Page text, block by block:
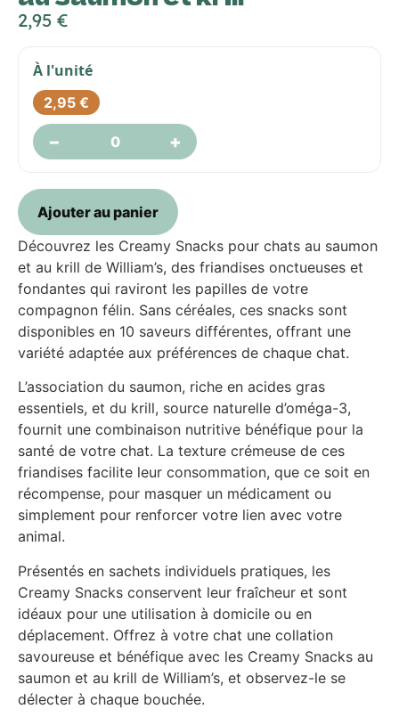
2,95 €
À l'unité
2,95 €
− +
Ajouter au panier
Découvrez les Creamy Snacks pour chats au saumon
et au krill de William’s, des friandises onctueuses et
fondantes qui raviront les papilles de votre
compagnon félin. Sans céréales, ces snacks sont
disponibles en 10 saveurs différentes, offrant une
variété adaptée aux préférences de chaque chat.
L’association du saumon, riche en acides gras
essentiels, et du krill, source naturelle d’oméga-3,
fournit une combinaison nutritive bénéfique pour la
santé de votre chat. La texture crémeuse de ces
friandises facilite leur consommation, que ce soit en
récompense, pour masquer un médicament ou
simplement pour renforcer votre lien avec votre
animal.
Présentés en sachets individuels pratiques, les
Creamy Snacks conservent leur fraîcheur et sont
idéaux pour une utilisation à domicile ou en
déplacement. Offrez à votre chat une collation
savoureuse et bénéfique avec les Creamy Snacks au
saumon et au krill de William’s, et observez-le se
délecter à chaque bouchée.